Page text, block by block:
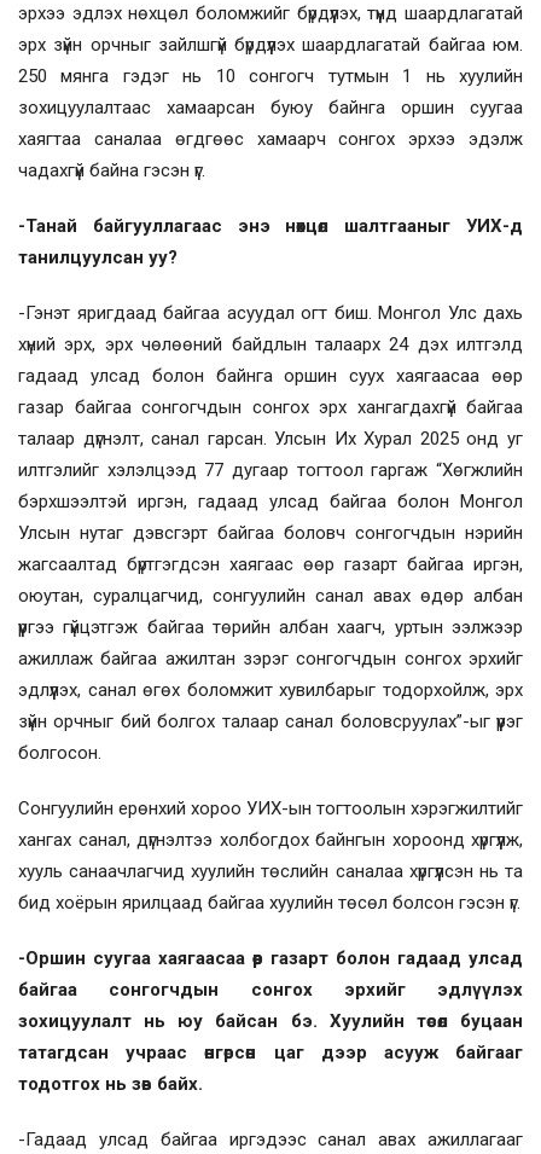
эрхээ эдлэх нөхцөл боломжийг бүрдүүлэх, түүнд шаардлагатай
эрх зүйн орчныг зайлшгүй бүрдүүлэх шаардлагатай байгаа юм.
250 мянга гэдэг нь 10 сонгогч тутмын 1 нь хуулийн
зохицуулалтаас хамаарсан буюу байнга оршин суугаа
хаягтаа саналаа өгдгөөс хамаарч сонгох эрхээ эдэлж
чадахгүй байна гэсэн үг.
-Танай байгууллагаас энэ нөхцөл шалтгааныг УИХ-д
танилцуулсан уу?
-Гэнэт яригдаад байгаа асуудал огт биш. Монгол Улс дахь
хүний эрх, эрх чөлөөний байдлын талаарх 24 дэх илтгэлд
гадаад улсад болон байнга оршин суух хаягаасаа өөр
газар байгаа сонгогчдын сонгох эрх хангагдахгүй байгаа
талаар дүгнэлт, санал гарсан. Улсын Их Хурал 2025 онд уг
илтгэлийг хэлэлцээд 77 дугаар тогтоол гаргаж “Хөгжлийн
бэрхшээлтэй иргэн, гадаад улсад байгаа болон Монгол
Улсын нутаг дэвсгэрт байгаа боловч сонгогчдын нэрийн
жагсаалтад бүртгэгдсэн хаягаас өөр газарт байгаа иргэн,
оюутан, суралцагчид, сонгуулийн санал авах өдөр албан
үүргээ гүйцэтгэж байгаа төрийн албан хаагч, уртын ээлжээр
ажиллаж байгаа ажилтан зэрэг сонгогчдын сонгох эрхийг
эдлүүлэх, санал өгөх боломжит хувилбарыг тодорхойлж, эрх
зүйн орчныг бий болгох талаар санал боловсруулах”-ыг үүрэг
болгосон.
Сонгуулийн ерөнхий хороо УИХ-ын тогтоолын хэрэгжилтийг
хангах санал, дүгнэлтээ холбогдох байнгын хороонд хүргүүлж,
хууль санаачлагчид хуулийн төслийн саналаа хүргүүлсэн нь та
бид хоёрын ярилцаад байгаа хуулийн төсөл болсон гэсэн үг.
-Оршин суугаа хаягаасаа өөр газарт болон гадаад улсад
байгаа сонгогчдын сонгох эрхийг эдлүүлэх
зохицуулалт нь юу байсан бэ. Хуулийн төсөл буцаан
татагдсан учраас өнгөрсөн цаг дээр асууж байгааг
тодотгох нь зөв байх.
-Гадаад улсад байгаа иргэдээс санал авах ажиллагааг